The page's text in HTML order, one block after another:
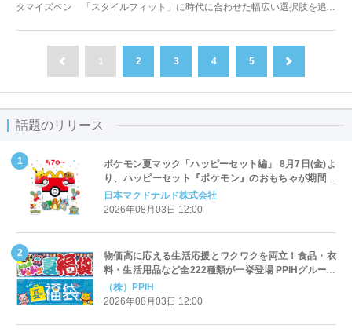
タマイズペン 「スタイルフィット」に時代に合わせた幅広い選択肢を追加
1 2 3 4 5
話題のリリース
ポケモン夏マック「ハッピーセット編」 8月7日(金)よ
り、ハッピーセット『ポケモン』のおもちゃが期間限
定登場
日本マクドナルド株式会社
2026年08月03日 12:00
物価高に応える生活応援とワクワクを両立！食品・衣
料・生活用品など全222種類が一挙登場 PPIHグループ
「夏福袋」＆セール 8月6日(木)より順次スタート
（株）PPIH
2026年08月03日 12:00